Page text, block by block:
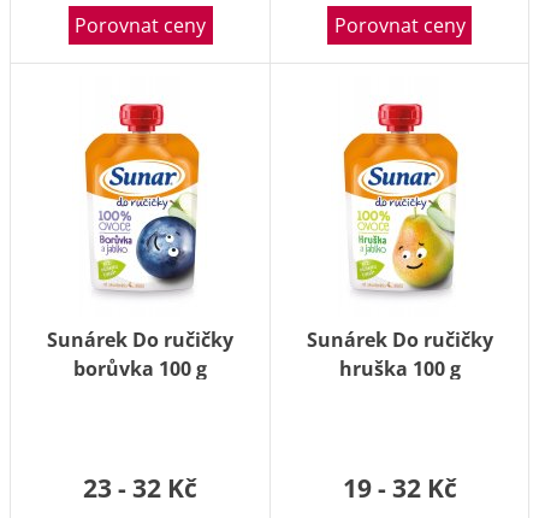
Porovnat ceny Porovnat ceny
Sunárek Do ručičky
borůvka 100 g
23 - 32 Kč
Sunárek Do ručičky
hruška 100 g
19 - 32 Kč